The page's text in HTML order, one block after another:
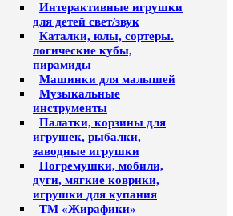
Интерактивные игрушки
для детей свет/звук
Каталки, юлы, сортеры.
логические кубы,
пирамиды
Машинки для малышей
Музыкальные
инструменты
Палатки, корзины для
игрушек, рыбалки,
заводные игрушки
Погремушки, мобили,
дуги, мягкие коврики,
игрушки для купания
ТМ «Жирафики»